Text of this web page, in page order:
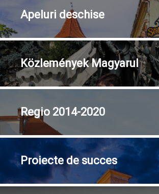
Apeluri deschise
KözleményekMagyarul
Regio 2014-2020
Proiecte de succes